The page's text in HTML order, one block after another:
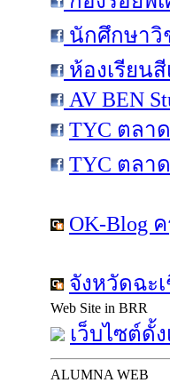
นักศึกษาวิ
ห้องเรียน
AV BEN
TYC ตลา
TYC ตลา
OK-Blog
จังหวัดฉะ
Web Site in BRR
เว็บไซต์ดั้ง
ALUMNA WEB